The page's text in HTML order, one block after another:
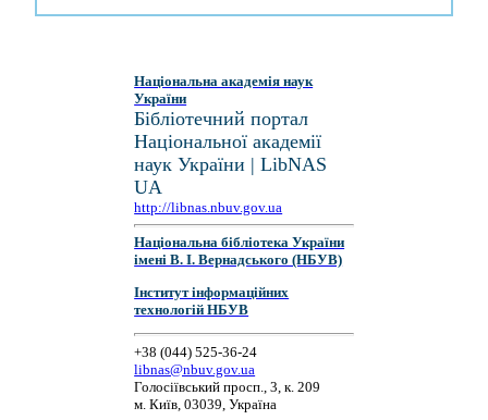
Національна академія наук
України
Бібліотечний портал
Національної академії
наук України | LibNAS
UA
http://libnas.nbuv.gov.ua
Національна бібліотека України
імені В. І. Вернадського (НБУВ)
Інститут інформаційних
технологій НБУВ
+38 (044) 525-36-24
libnas@nbuv.gov.ua
Голосіївський просп., 3, к. 209
м. Київ, 03039, Україна